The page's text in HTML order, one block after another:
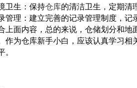
卫生：保持仓库的清洁卫生，定期清
管理：建立完善的记录管理制度，记
上面内容，总的来说，仓储划分和
作为仓库新手小白，应该认真学习
。